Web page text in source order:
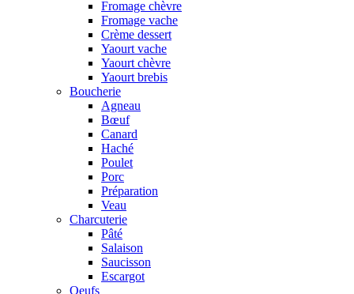
Fromage chèvre
Fromage vache
Crème dessert
Yaourt vache
Yaourt chèvre
Yaourt brebis
Boucherie
Agneau
Bœuf
Canard
Haché
Poulet
Porc
Préparation
Veau
Charcuterie
Pâté
Salaison
Saucisson
Escargot
Oeufs